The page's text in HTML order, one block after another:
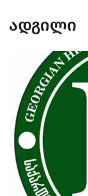
ადგილი